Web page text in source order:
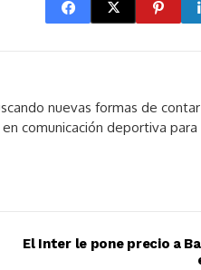
nuevas formas de
comunicación deportiva
El Inter le pone precio a